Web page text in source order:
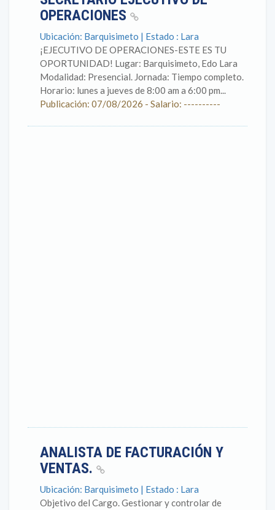
OPERACIONES
Ubicación: Barquisimeto | Estado : Lara
¡EJECUTIVO DE OPERACIONES-ESTE ES TU
OPORTUNIDAD! Lugar: Barquisimeto, Edo Lara
Modalidad: Presencial. Jornada: Tiempo completo.
Horario: lunes a jueves de 8:00 am a 6:00 pm...
Publicación: 07/08/2026 - Salario: ----------
ANALISTA DE FACTURACIÓN Y
VENTAS.
Ubicación: Barquisimeto | Estado : Lara
Objetivo del Cargo. Gestionar y controlar de